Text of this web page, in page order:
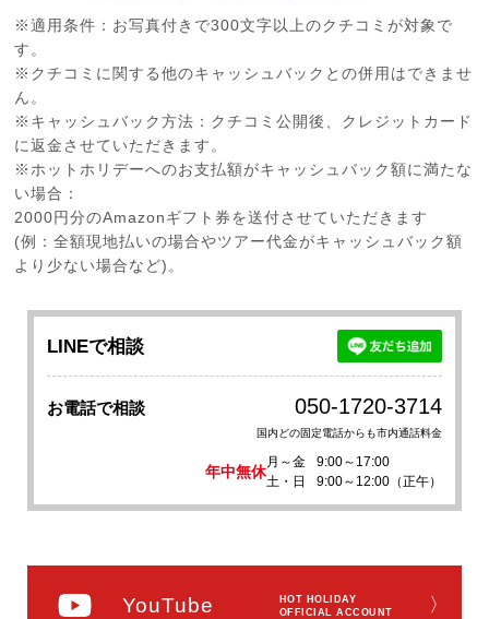
※適用条件：お写真付きで300文字以上のクチコミが対象で
す。
※クチコミに関する他のキャッシュバックとの併用はできませ
ん。
※キャッシュバック方法：クチコミ公開後、クレジットカード
に返金させていただきます。
※ホットホリデーへのお支払額がキャッシュバック額に満たな
い場合：
2000円分のAmazonギフト券を送付させていただきます
(例：全額現地払いの場合やツアー代金がキャッシュバック額
より少ない場合など)。
LINEで相談
お電話で相談 050-1720-3714
国内どの固定電話からも市内通話料金
年中無休
月～金
9:00～17:00
土・日
9:00～12:00（正午）
YouTube
HOT HOLIDAY
OFFICIAL ACCOUNT
〉